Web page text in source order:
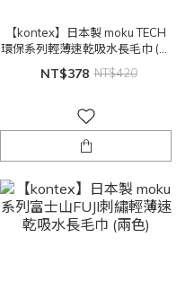
【kontex】日本製 moku TECH
環保系列輕薄速乾吸水長毛巾 (五
NT$378 NT$420